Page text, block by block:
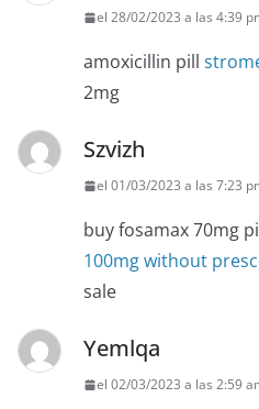
el 28/02/2023 a las 4:39
amoxicillin pill
2mg
Szvizh
el 01/03/2023 a las 7:23
buy fosamax 70mg
100mg without
sale
Yemlqa
el 02/03/2023 a las 2:59